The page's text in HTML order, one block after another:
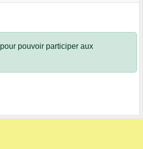
pour pouvoir participer aux